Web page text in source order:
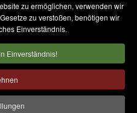
zu ermöglichen, verwenden wir
zu verstoßen, benötigen wir
Einverständnis.
Einverständnis!
Informationssystem